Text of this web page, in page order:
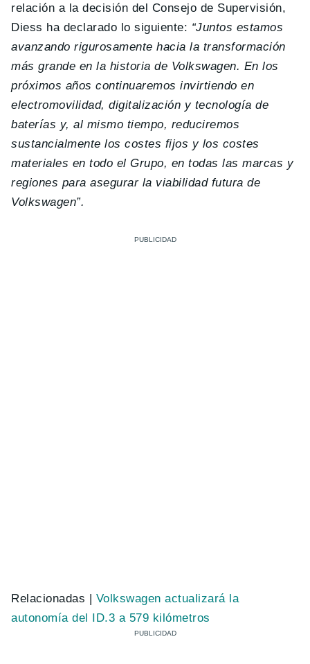
relación a la decisión del Consejo de Supervisión,
Diess ha declarado lo siguiente: “Juntos estamos
avanzando rigurosamente hacia la transformación
más grande en la historia de Volkswagen. En los
próximos años continuaremos invirtiendo en
electromovilidad, digitalización y tecnología de
baterías y, al mismo tiempo, reduciremos
sustancialmente los costes fijos y los costes
materiales en todo el Grupo, en todas las marcas y
regiones para asegurar la viabilidad futura de
Volkswagen”.
Relacionadas | Volkswagen actualizará la
autonomía del ID.3 a 579 kilómetros